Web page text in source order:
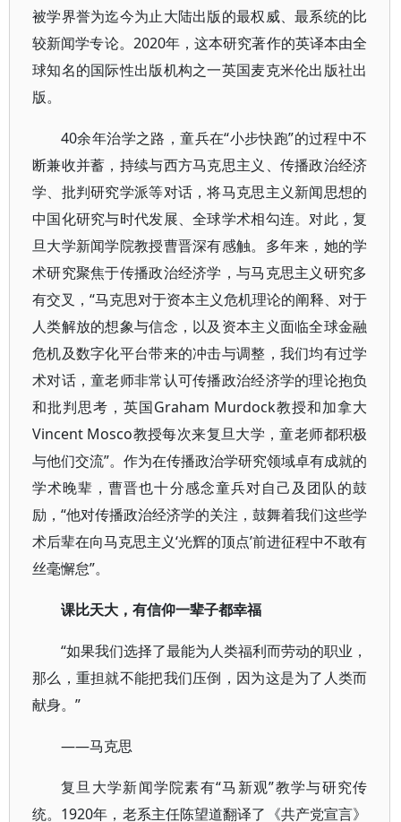
被学界誉为迄今为止大陆出版的最权威、最系统的比
较新闻学专论。2020年，这本研究著作的英译本由全
球知名的国际性出版机构之一英国麦克米伦出版社出
版。
40余年治学之路，童兵在“小步快跑”的过程中不
断兼收并蓄，持续与西方马克思主义、传播政治经济
学、批判研究学派等对话，将马克思主义新闻思想的
中国化研究与时代发展、全球学术相勾连。对此，复
旦大学新闻学院教授曹晋深有感触。多年来，她的学
术研究聚焦于传播政治经济学，与马克思主义研究多
有交叉，“马克思对于资本主义危机理论的阐释、对于
人类解放的想象与信念，以及资本主义面临全球金融
危机及数字化平台带来的冲击与调整，我们均有过学
术对话，童老师非常认可传播政治经济学的理论抱负
和批判思考，英国Graham Murdock教授和加拿大
Vincent Mosco教授每次来复旦大学，童老师都积极
与他们交流”。作为在传播政治学研究领域卓有成就的
学术晚辈，曹晋也十分感念童兵对自己及团队的鼓
励，“他对传播政治经济学的关注，鼓舞着我们这些学
术后辈在向马克思主义‘光辉的顶点’前进征程中不敢有
丝毫懈怠”。
课比天大，有信仰一辈子都幸福
“如果我们选择了最能为人类福利而劳动的职业，
那么，重担就不能把我们压倒，因为这是为了人类而
献身。”
——马克思
复旦大学新闻学院素有“马新观”教学与研究传
统。1920年，老系主任陈望道翻译了《共产党宣言》